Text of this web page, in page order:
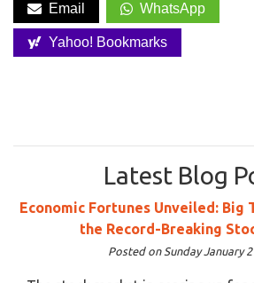
Email WhatsApp
Yahoo! Bookmarks
Latest Blog
Economic Fortunes Unveiled: Big
the Record-Breaking
Posted on Sunday January